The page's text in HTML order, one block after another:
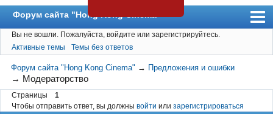
Форум сайта "Hong Kong Cinema"
Форум
Новости
Пользователи
Поиск
Вы не вошли. Пожалуйста, войдите или зарегистрируйтесь.
Активные темы
Темы без ответов
Форум сайта "Hong Kong Cinema" → Предложения и ошибки
→ Модераторство
Страницы
1
Чтобы отправить ответ, вы должны войти или зарегистрироваться